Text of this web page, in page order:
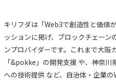
キリフダは「Web3で創造性と価値
ッションに掲げ、ブロックチェー
ンプロバイダーです。これまで大阪
「&pokke」の開発支援 や、神奈
への技術提供 など、自治体・企業